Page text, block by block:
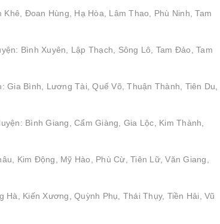
Đoan Hùng, Hạ Hòa, Lâm Thao, Phù Ninh, Tam
Bình Xuyên, Lập Thạch, Sông Lô, Tam Đảo, Tam
Bình, Lương Tài, Quế Võ, Thuận Thành, Tiên Du,
Bình Giang, Cẩm Giàng, Gia Lộc, Kim Thành,
Kim Động, Mỹ Hào, Phù Cừ, Tiên Lữ, Văn Giang,
Kiến Xương, Quỳnh Phụ, Thái Thụy, Tiền Hải, Vũ